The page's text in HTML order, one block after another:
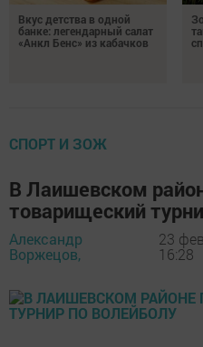
Вкус детства в одной
банке: легендарный салат
«Анкл Бенс» из кабачков
СПОРТ И ЗОЖ
В Лаишевском
товарищеский
Александр
Воржецов,
23
16:28